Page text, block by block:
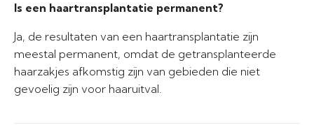
Is een haartransplantatie permanent?
Ja, de resultaten van een haartransplantatie zijn
meestal permanent, omdat de getransplanteerde
haarzakjes afkomstig zijn van gebieden die niet
gevoelig zijn voor haaruitval.